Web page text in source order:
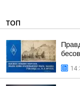
ТОП